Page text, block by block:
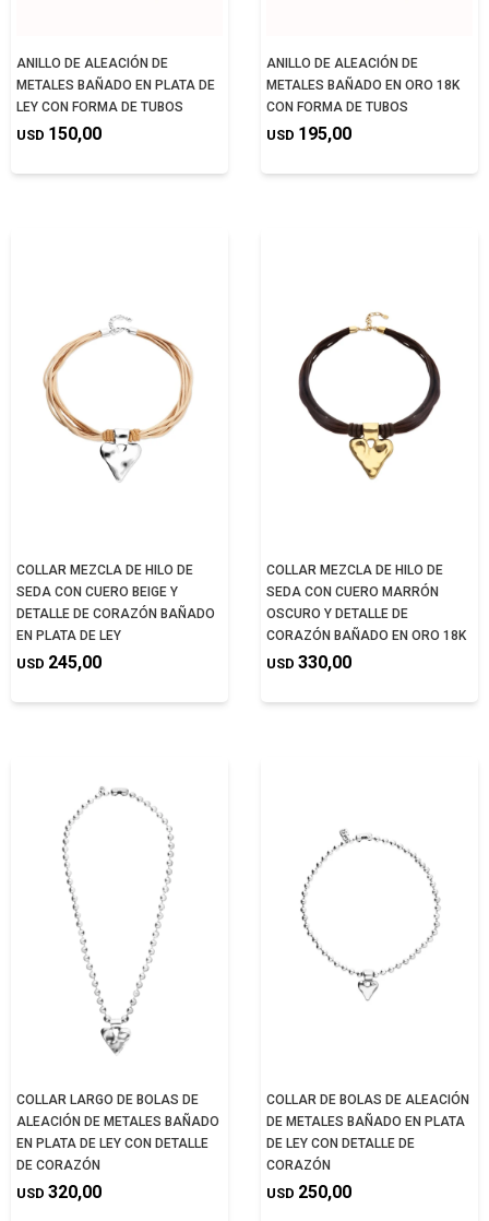
ANILLO DE ALEACIÓN DE
METALES BAÑADO EN PLATA DE
LEY CON FORMA DE TUBOS
USD 150,00
ANILLO DE ALEACIÓN DE
METALES BAÑADO EN ORO 18K
CON FORMA DE TUBOS
USD 195,00
COLLAR MEZCLA DE HILO DE
SEDA CON CUERO BEIGE Y
DETALLE DE CORAZÓN BAÑADO
EN PLATA DE LEY
USD 245,00
COLLAR MEZCLA DE HILO DE
SEDA CON CUERO MARRÓN
OSCURO Y DETALLE DE
CORAZÓN BAÑADO EN ORO 18K
USD 330,00
COLLAR LARGO DE BOLAS DE
ALEACIÓN DE METALES BAÑADO
EN PLATA DE LEY CON DETALLE
DE CORAZÓN
USD 320,00
COLLAR DE BOLAS DE ALEACIÓN
DE METALES BAÑADO EN PLATA
DE LEY CON DETALLE DE
CORAZÓN
USD 250,00